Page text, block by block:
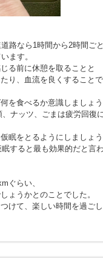
路なら1時間から2時間ご
ます。
る前に休憩を取ることと
り、血流を良くすること
を食べるか意識しましょ
ナッツ、ごまは疲労回復
眠をとるようにしましょ
すると最も効果的だと言
ぐらい、
ょうかとのことでした。
けて、楽しい時間を過ご